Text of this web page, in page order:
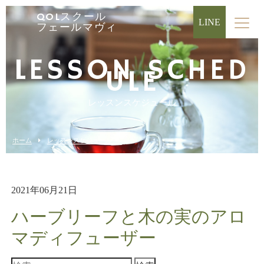
QOLスクール
フェールマヴィ
LINE
LESSON SCHED
ULE
レッスンスケジュール
ホーム レッスンスケジュール
2021年06月21日
ハーブリーフと木の実のアロ
マディフューザー